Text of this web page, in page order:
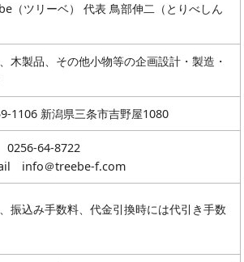
収納家具
木の小物・その他
Furniture
造り付け家具
Build-in
Order-kitchen
（ツリーベ） 代表 鳥部伸二（とりべしん
木製品、その他小物等の企画設計・製造・
1106 新潟県三条市吉野屋1080
64-8722
info＠treebe-f.com
振込み手数料、代金引換時には代引き手数